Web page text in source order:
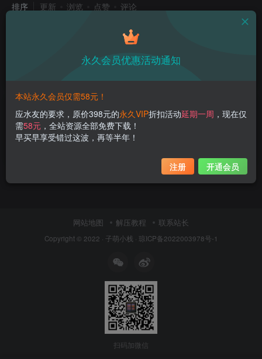
排序 更新 浏览 点赞 评论
一眼沦陷！一北亦北的信浓礼服造型无
法抵挡！
子萌在线
一北亦北(亦南南南)图片集鉴赏 玛修与
冰雪2b任你选！
子萌在线
网站地图 解压教程 联系站长
Copyright © 2022 · 子萌小栈 · 琼ICP备2022003978号-1
扫码加微信
永久会员优惠活动通知
本站永久会员仅需58元！
应水友的要求，原价398元的永久VIP折扣活动延期一周 ，现在仅
需58元 ，全站资源全部免费下载！
早买早享受错过这波，再等半年！
注册 开通会员